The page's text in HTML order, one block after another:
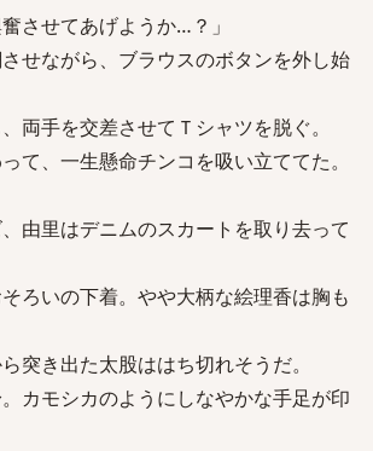
させてあげようか…？」
せながら、ブラウスのボタンを外し始
両手を交差させてＴシャツを脱ぐ。
て、一生懸命チンコを吸い立ててた。
由里はデニムのスカートを取り去って
ろいの下着。やや大柄な絵理香は胸も
突き出た太股ははち切れそうだ。
カモシカのようにしなやかな手足が印